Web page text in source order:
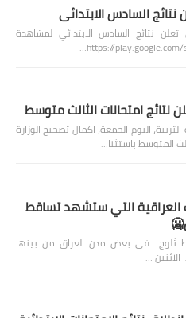
السادس الابتدائي
تعلن نتائج السادس الابتدائي لمشاهدة
نتائج امتحانات الثالث متوسط
اليوم الجمعة، اكمال تصحيح الوزارة
المتوسط باستثنا…
العراقية التي ستشهد تساقط
ثلوج في بعض مدن العراق من بينها